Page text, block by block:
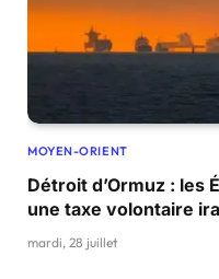
MOYEN-ORIENT
Détroit d’Ormuz : les
une taxe volontaire
mardi, 28 juillet